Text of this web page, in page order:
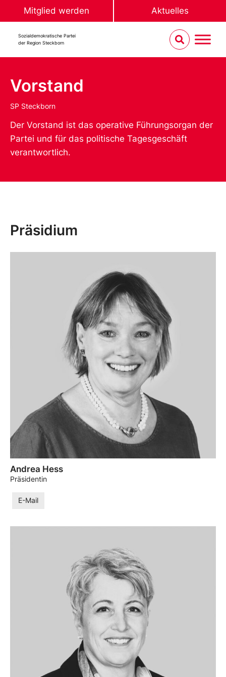
Mitglied werden Aktuelles
Sozialdemokratische Partei
der Region Steckborn
Vorstand
SP Steckborn
Der Vorstand ist das operative Führungsorgan der
Partei und für das politische Tagesgeschäft
verantwortlich.
Präsidium
Andrea Hess
Präsidentin
E-Mail